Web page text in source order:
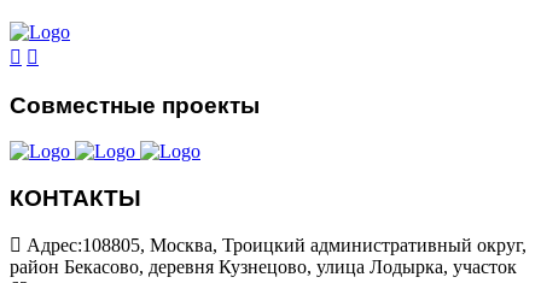
Совместные проекты
КОНТАКТЫ
Адрес:108805, Москва, Троицкий административный округ,
район Бекасово, деревня Кузнецово, улица Лодырка, участок